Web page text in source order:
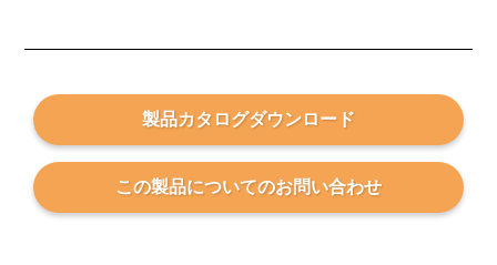
製品カタログダウンロード
この製品についてのお問い合わせ